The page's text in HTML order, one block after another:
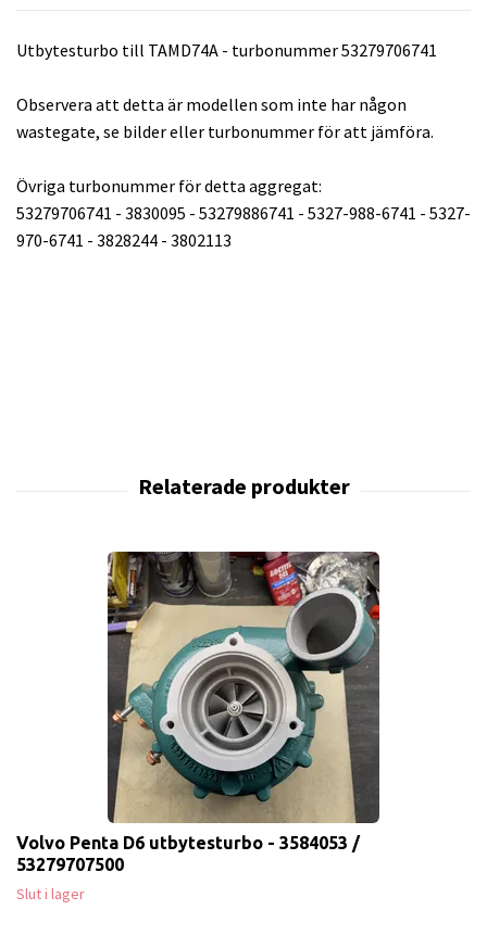
Utbytesturbo till TAMD74A - turbonummer 53279706741
Observera att detta är modellen som inte har någon
wastegate, se bilder eller turbonummer för att jämföra.
Övriga turbonummer för detta aggregat:
53279706741 - 3830095 - 53279886741 - 5327-988-6741 - 5327-
970-6741 - 3828244 - 3802113
Volvo Penta D6 utbytesturbo - 3584053 /
53279707500
Slut i lager